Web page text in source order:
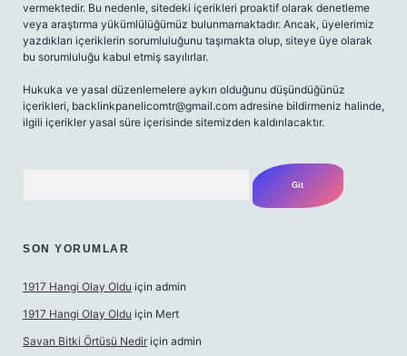
vermektedir. Bu nedenle, sitedeki içerikleri proaktif olarak denetleme
veya araştırma yükümlülüğümüz bulunmamaktadır. Ancak, üyelerimiz
yazdıkları içeriklerin sorumluluğunu taşımakta olup, siteye üye olarak
bu sorumluluğu kabul etmiş sayılırlar.
Hukuka ve yasal düzenlemelere aykırı olduğunu düşündüğünüz
içerikleri, backlinkpanelicomtr@gmail.com adresine bildirmeniz halinde,
ilgili içerikler yasal süre içerisinde sitemizden kaldırılacaktır.
SON YORUMLAR
1917 Hangi Olay Oldu için admin
1917 Hangi Olay Oldu için Mert
Savan Bitki Örtüsü Nedir için admin